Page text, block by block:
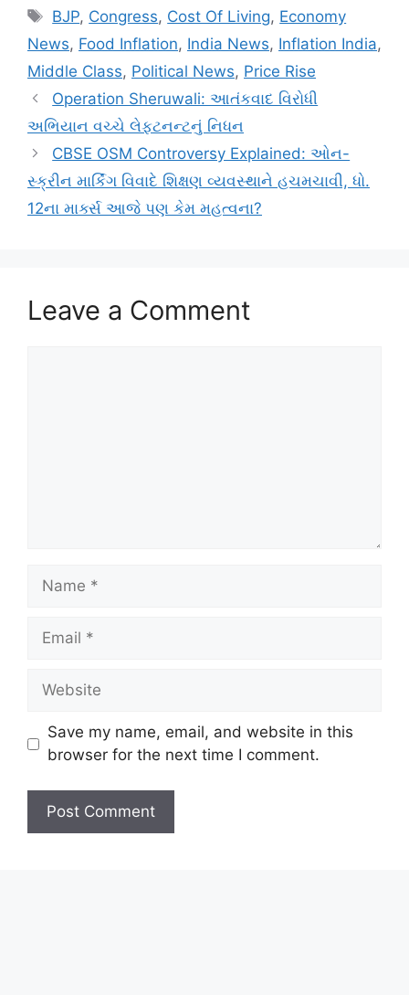
Tags
BJP, Congress, Cost Of Living, Economy
News, Food Inflation, India News, Inflation India,
Middle Class, Political News, Price Rise
Operation Sheruwali: આતંકવાદ વિરોધી
અભિયાન વચ્ચે લેફ્ટનન્ટનું નિધન
CBSE OSM Controversy Explained: ઓન-
સ્ક્રીન માર્કિંગ વિવાદે શિક્ષણ વ્યવસ્થાને હચમચાવી, ધો.
12ના માર્ક્સ આજે પણ કેમ મહત્વના?
Leave a Comment
Name
Email
Website
Save my name, email, and website in this
browser for the next time I comment.